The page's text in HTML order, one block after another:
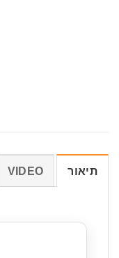
תיאור VIDEO